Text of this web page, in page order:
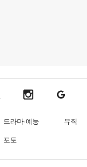
북
시아 엑스텐아시아 인스타그램
텐아시아
드라마·예능
뮤직
포토